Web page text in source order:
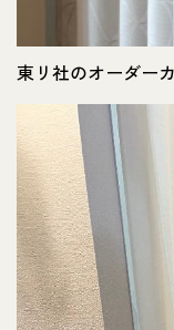
東リ社のオーダー